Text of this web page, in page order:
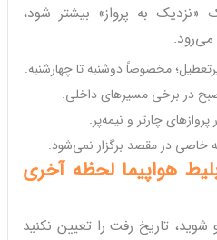
به پرواز» بیشتر شود،
می‌رود.
مخصوصاً دوشنبه تا چهارشنبه.
در برخی مسیرهای داخلی.
چارتر و نیمه‌پر.
خاصی در مقصد برگزار نمی‌شود.
هواپیما لحظه آخری
تاریخ رفت را تعیین نکنید